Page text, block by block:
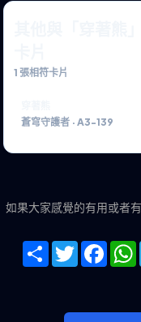
1 張相符卡片
蒼穹守護者 · A3-139
如果大家感覺的有用或者
ShareTwitter